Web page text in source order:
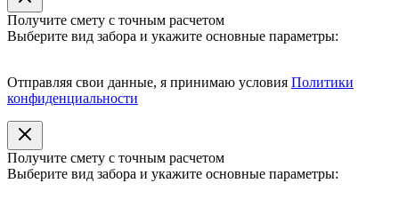
Получите смету с точным расчетом
Выберите вид забора и укажите основные параметры:
Отправляя свои данные, я принимаю условия Политики
конфиденциальности
Получите смету с точным расчетом
Выберите вид забора и укажите основные параметры: